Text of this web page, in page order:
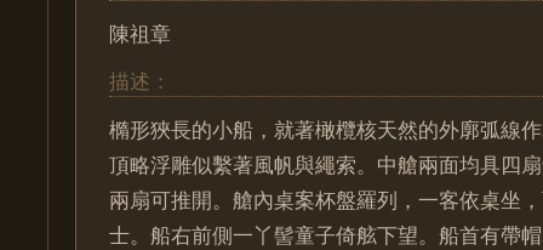
陳祖章
描述：
橢形狹長的小船，就著橄欖核天然的外廓弧線
頂略浮雕似繫著風帆與繩索。中艙兩面均具四
兩扇可推開。艙內桌案杯盤羅列，一客依桌坐
士。船右前側一丫髻童子倚舷下望。船首有帶